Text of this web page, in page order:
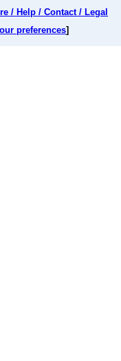
/ Help / Contact / Legal
preferences]